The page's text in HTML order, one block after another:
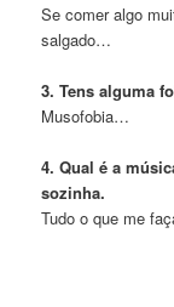
Se comer algo
salgado…
3. Tens alguma
Musofobia…
4. Qual é a
sozinha.
Tudo o que me